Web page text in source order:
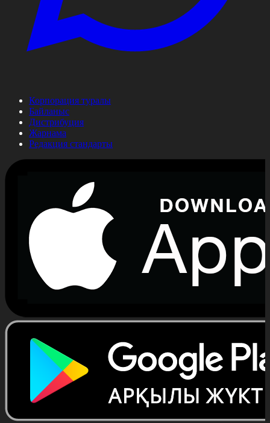
Корпорация туралы
Байланыс
Дистрибуция
Жарнама
Редакция стандарты